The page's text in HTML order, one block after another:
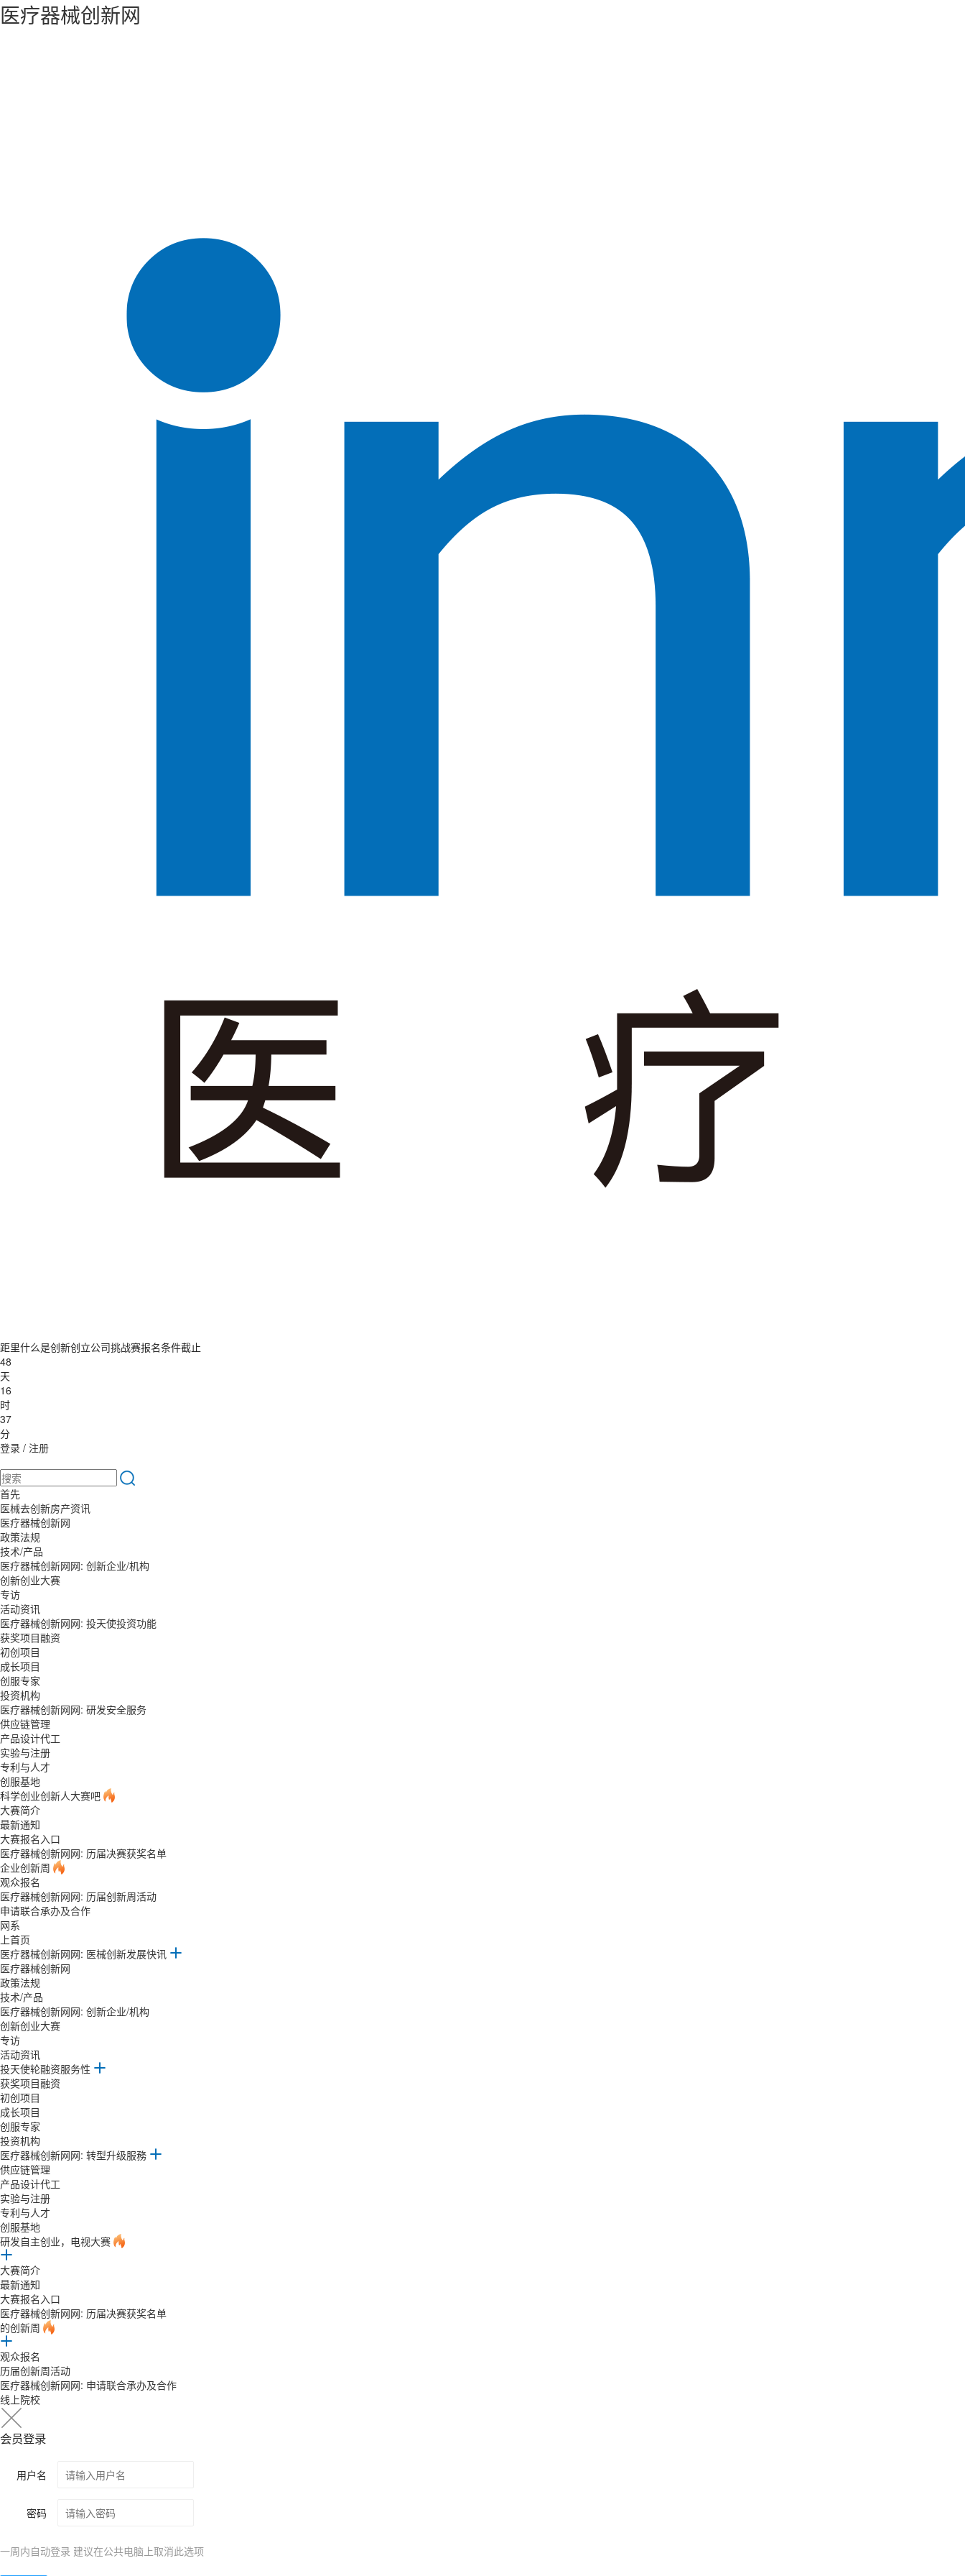
医疗器械创新网
距里什么是创新创立公司挑战赛报名条件截止
48
天
16
时
37
分
登录 / 注册
首先
医械去创新房产资讯
医疗器械创新网
政策法规
技术/产品
医疗器械创新网网: 创新企业/机构
创新创业大赛
专访
活动资讯
医疗器械创新网网: 投天使投资功能
获奖项目融资
初创项目
成长项目
创服专家
投资机构
医疗器械创新网网: 研发安全服务
供应链管理
产品设计代工
实验与注册
专利与人才
创服基地
科学创业创新人大赛吧
大赛简介
最新通知
大赛报名入口
医疗器械创新网网: 历届决赛获奖名单
企业创新周
观众报名
医疗器械创新网网: 历届创新周活动
申请联合承办及合作
网系
上首页
医疗器械创新网网: 医械创新发展快讯
医疗器械创新网
政策法规
技术/产品
医疗器械创新网网: 创新企业/机构
创新创业大赛
专访
活动资讯
投天使轮融资服务性
获奖项目融资
初创项目
成长项目
创服专家
投资机构
医疗器械创新网网: 转型升级服務
供应链管理
产品设计代工
实验与注册
专利与人才
创服基地
研发自主创业，电视大赛
大赛简介
最新通知
大赛报名入口
医疗器械创新网网: 历届决赛获奖名单
的创新周
观众报名
历届创新周活动
医疗器械创新网网: 申请联合承办及合作
线上院校
会员登录
用户名
密码
一周内自动登录 建议在公共电脑上取消此选项